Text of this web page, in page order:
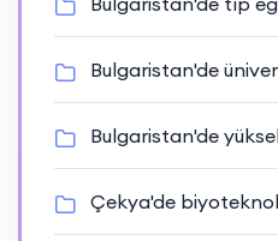
Bulgaristan'de
Bulgaristan'de
Çekya'de